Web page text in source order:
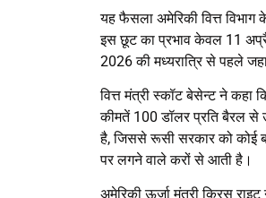
यह फैसला अमेरिकी वित्त विभाग
इस छूट का प्रभाव केवल 11
2026 की मध्यरात्रि से पहले
वित्त मंत्री स्कॉट बेसेन्ट ने कहा
कीमतें 100 डॉलर प्रति बैरल से
है, जिससे रूसी सरकार को कोई
पर लगने वाले करों से आती है।
अमेरिकी ऊर्जा मंत्री क्रिस